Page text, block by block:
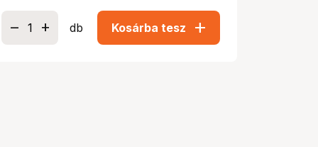
db Kosárba tesz add